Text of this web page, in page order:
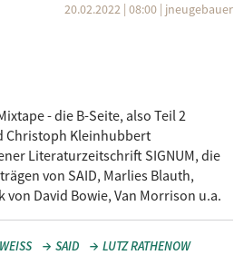
20.02.2022 | 08:00 | jneugebauer
- die B-Seite, also Teil 2
Christoph Kleinhubbert
Literaturzeitschrift SIGNUM, die
von SAID, Marlies Blauth,
David Bowie, Van Morrison u.a.
SAID
LUTZ RATHENOW